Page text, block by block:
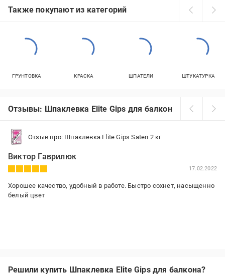
Также покупают из категорий
ГРУНТОВКА КРАСКА ШПАТЕЛИ ШТУКАТУРКА
Отзывы: Шпаклевка Elite Gips для балкона
Отзыв про: Шпаклевка Elite Gips Saten 2 кг
Виктор Гаврилюк
17.02.2022
Хорошее качество, удобный в работе. Быстро сохнет, насыщенно
белый цвет
Решили купить Шпаклевка Elite Gips для балкона?